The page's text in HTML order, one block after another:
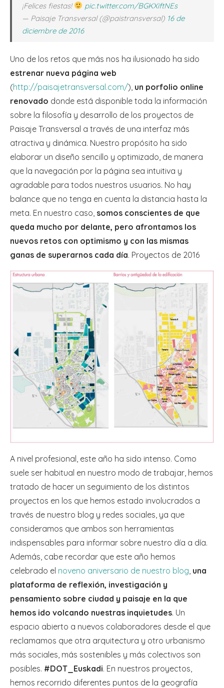
¡Felices fiestas!
pic.twitter.com/BGKXiftNEs
— Paisaje Transversal (@paistransversal) 16 de
diciembre de 2016
Uno de los retos que más nos ha ilusionado ha sido
estrenar nueva página web
(http://paisajetransversal.com/), un porfolio online
renovado donde está disponible toda la información
sobre la filosofía y desarrollo de los proyectos de
Paisaje Transversal a través de una interfaz más
atractiva y dinámica. Nuestro propósito ha sido
elaborar un diseño sencillo y optimizado, de manera
que la navegación por la página sea intuitiva y
agradable para todos nuestros usuarios. No hay
balance que no tenga en cuenta la distancia hasta la
meta. En nuestro caso, somos conscientes de que
queda mucho por delante, pero afrontamos los
nuevos retos con optimismo y con las mismas
ganas de superarnos cada día. Proyectos de 2016
A nivel profesional, este año ha sido intenso. Como
suele ser habitual en nuestro modo de trabajar, hemos
tratado de hacer un seguimiento de los distintos
proyectos en los que hemos estado involucrados a
través de nuestro blog y redes sociales, ya que
consideramos que ambos son herramientas
indispensables para informar sobre nuestro día a día.
Además, cabe recordar que este año hemos
celebrado el noveno aniversario de nuestro blog una
plataforma de reflexión, investigación y
pensamiento sobre ciudad y paisaje en la que
hemos ido volcando nuestras inquietudes. Un
espacio abierto a nuevos colaboradores desde el que
reclamamos que otra arquitectura y otro urbanismo
más sociales, más sostenibles y más colectivos son
posibles. #DOT_Euskadi. En nuestros proyectos,
hemos recorrido diferentes puntos de la geografía